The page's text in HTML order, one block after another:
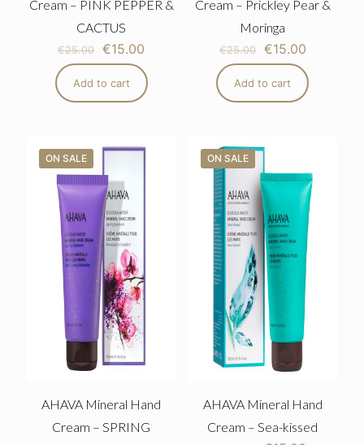
Cream – PINK PEPPER &
CACTUS
€25.00 €15.00
Add to cart
Cream – Prickley Pear &
Moringa
€25.00 €15.00
Add to cart
ON SALE
AHAVA Mineral Hand
Cream – SPRING
ON SALE
AHAVA Mineral Hand
Cream – Sea-kissed